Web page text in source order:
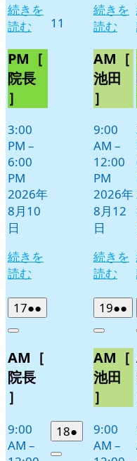
続きを
読む
PM［
院長
］
3:00
PM –
6:00
PM
2026年
8月10
日
続きを
読む
11
続きを
読む
AM［
池田
］
9:00
AM –
12:00
PM
2026年
8月12
日
続きを
読む
172026
年
月
17
日
●●
件
イ
Close
AM［
院長
］
9:00
AM –
182026
年
●
件
192026
年
月
19
日
●●
Close
AM［
池田
］
9:00
AM –